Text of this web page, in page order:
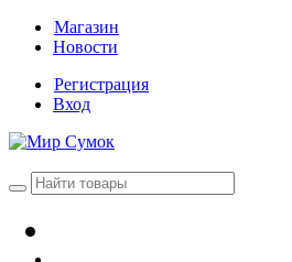
Магазин
Новости
Регистрация
Вход